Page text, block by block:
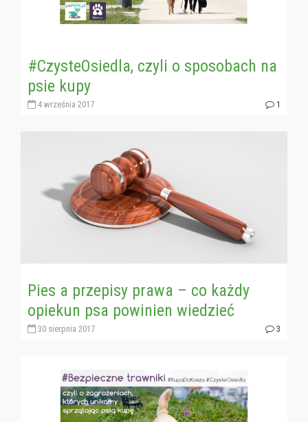
#CzysteOsiedla, czyli o sposobach na
psie kupy
4 września 2017 1
Pies a przepisy prawa – co każdy
opiekun psa powinien wiedzieć
30 sierpnia 2017 3